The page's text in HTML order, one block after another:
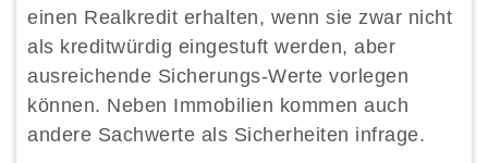
einen Realkredit erhalten, wenn sie zwar nicht
als kreditwürdig eingestuft werden, aber
ausreichende Sicherungs-Werte vorlegen
können. Neben Immobilien kommen auch
andere Sachwerte als Sicherheiten infrage.